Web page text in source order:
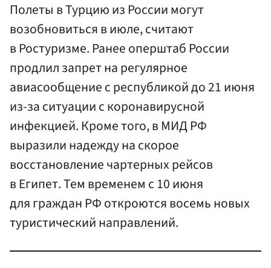
Полеты в Турцию из России могут
возобновиться в июле, считают
в Ростуризме. Ранее оперштаб России
продлил запрет на регулярное
авиасообщение с республикой до 21 июня
из-за ситуации с коронавирусной
инфекцией. Кроме того, в МИД РФ
выразили надежду на скорое
восстановление чартерных рейсов
в Египет. Тем временем с 10 июня
для граждан РФ откроются восемь новых
туристический направлений.